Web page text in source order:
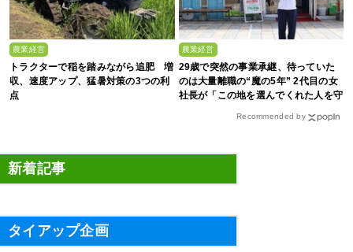
農業経営
トラクターで稲を踏みながら追肥 増
収、速度アップ、猛暑対策の3つの利
点
農業経営
29歳で突然の事業承継、待っていた
のは大量離職の“魔の5年” 2代目の女
社長が「この地を選んでくれた人を守
Recommended by
新着記事
タイアップ企画